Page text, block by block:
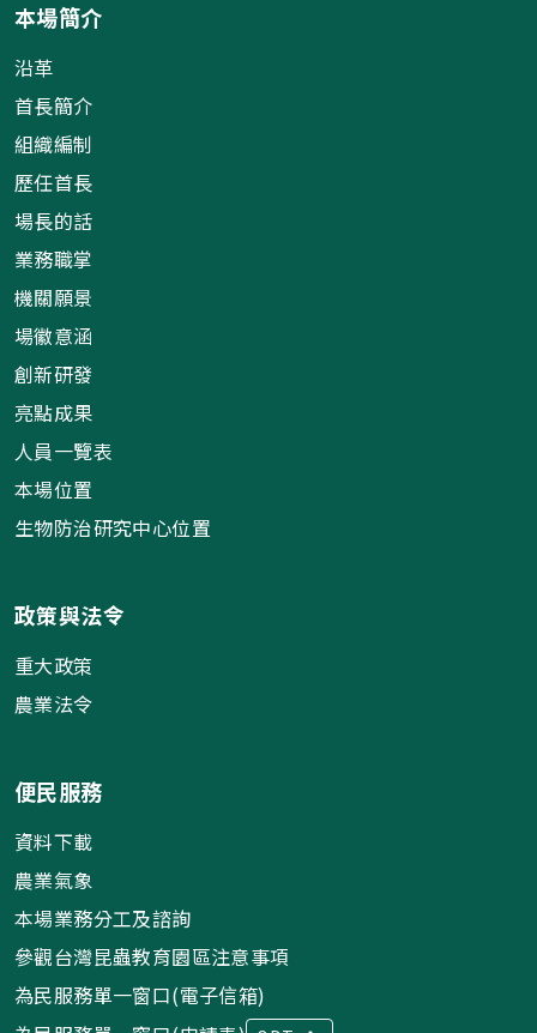
本場簡介
沿革
首長簡介
組織編制
歷任首長
場長的話
業務職掌
機關願景
場徽意涵
創新研發
亮點成果
人員一覽表
本場位置
生物防治研究中心位置
政策與法令
重大政策
農業法令
便民服務
資料下載
農業氣象
本場業務分工及諮詢
參觀台灣昆蟲教育園區注意事項
為民服務單一窗口(電子信箱)